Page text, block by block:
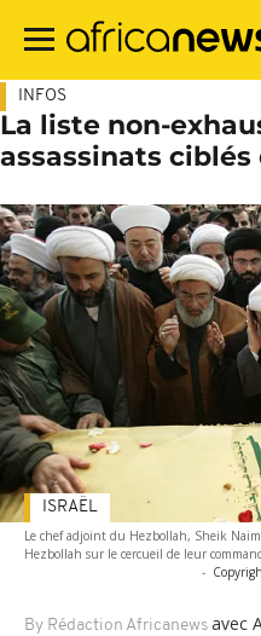
contenu
INFOS
La liste non-
assassinats ciblés
Le chef adjoint du Hezbollah, Sheik
Hezbollah sur le cercueil de leur
-
By Rédaction Africanews avec
ISRAËL